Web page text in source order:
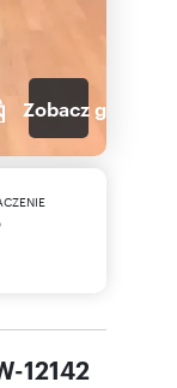
Zobacz galerię
12142